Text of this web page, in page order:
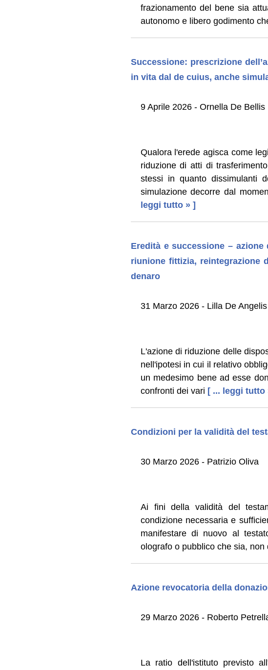
frazionamento del bene sia
autonomo e libero godimento
Successione: prescrizione
in vita dal de cuius, anche
9 Aprile 2026 - Ornella De Bellis
Qualora l'erede agisca come
riduzione di atti di
stessi in quanto dissimulanti
simulazione decorre dal
leggi tutto » ]
Eredità e successione –
riunione fittizia, reintegrazione
denaro
31 Marzo 2026 - Lilla De Angelis
L'azione di riduzione delle
nell'ipotesi in cui il relativo
un medesimo bene ad esse
confronti dei vari [ ... leggi tutto
Condizioni per la validità del
30 Marzo 2026 - Patrizio Oliva
Ai fini della validità del
condizione necessaria e
manifestare di nuovo al
olografo o pubblico che sia, non
Azione revocatoria della
29 Marzo 2026 - Roberto
La ratio dell'istituto previsto